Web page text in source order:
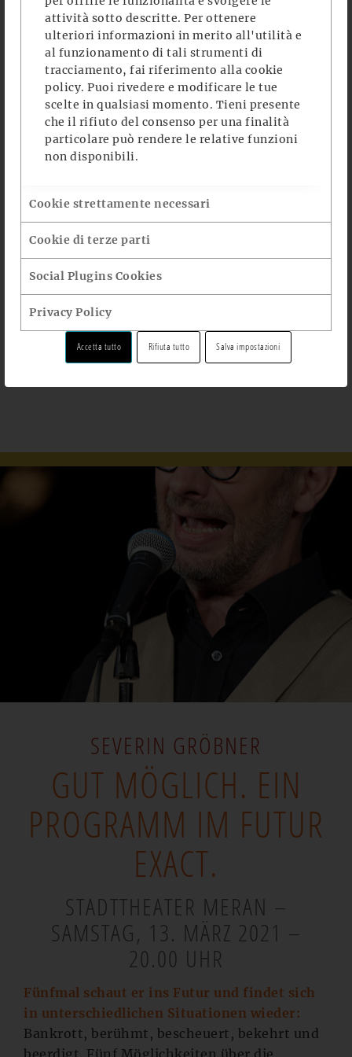
attività sotto descritte. Per ottenere
ulteriori informazioni in merito all'utilità e
al funzionamento di tali strumenti di
tracciamento, fai riferimento alla cookie
policy. Puoi rivedere e modificare le tue
scelte in qualsiasi momento. Tieni presente
che il rifiuto del consenso per una finalità
particolare può rendere le relative funzioni
non disponibili.
Cookie strettamente necessari
Cookie di terze parti
Social Plugins Cookies
Privacy Policy
Accetta tutto Rifiuta tutto Salva impostazioni
doppelten Poetry-Slam-
Schweizer-Meisters aus dem
Emmental zwei Stunden lang
aus und merkt nicht, wie die Zeit
vergeht.“ (Schweizer)
SonntagsZeitung
SEVERIN GRÖBNER
GUT MÖGLICH. EIN
PROGRAMM IM FUTUR
EXACT.
STADTTHEATER MERAN –
SAMSTAG, 13. MÄRZ 2021 –
20.00 UHR
Fünfmal schaut er ins Futur und findet sich
in unterschiedlichen Situationen wieder:
Bankrott, berühmt, bescheuert, bekehrt und
beerdigt. Fünf Möglichkeiten über die